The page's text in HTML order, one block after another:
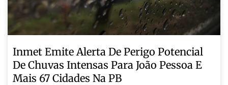
Inmet Emite Alerta De Perigo Potencial
De Chuvas Intensas Para João Pessoa E
Mais 67 Cidades Na PB